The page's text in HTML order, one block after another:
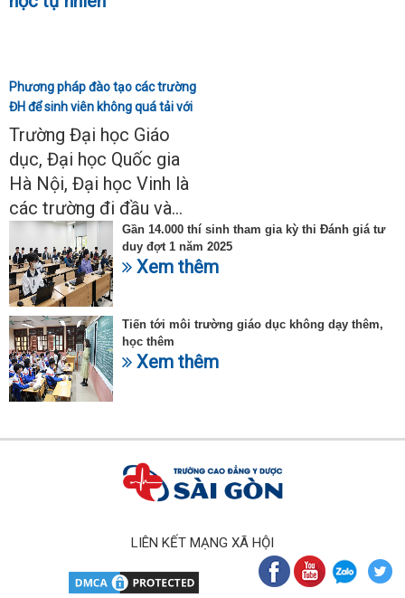
Phương pháp đào tạo các trường
ĐH để sinh viên không quá tải với
ngành Sư phạm Khoa học tự
nhiên
Trường Đại học Giáo
dục, Đại học Quốc gia
Hà Nội, Đại học Vinh là
các trường đi đầu và...
Gần 14.000 thí sinh tham gia kỳ thi Đánh giá tư
duy đợt 1 năm 2025
Xem thêm
Tiến tới môi trường giáo dục không dạy thêm,
học thêm
Xem thêm
LIÊN KẾT MẠNG XÃ HỘI